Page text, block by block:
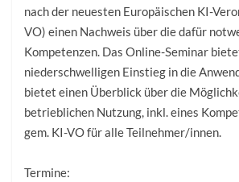
nach der neuesten Europäischen KI-
VO) einen Nachweis über die dafür
Kompetenzen. Das Online-Seminar
niederschwelligen Einstieg in die
bietet einen Überblick über die
betrieblichen Nutzung, inkl. eines
gem. KI-VO für alle Teilnehmer/innen.
Termine: